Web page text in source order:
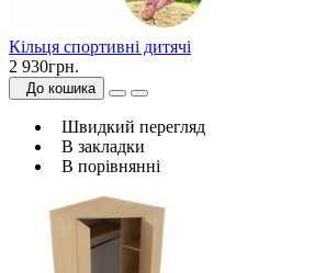
Кільця спортивні дитячі
2 930грн.
До кошика
Швидкий перегляд
В закладки
В порівнянні